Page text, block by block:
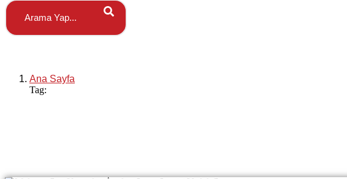
Ana Sayfa
Tag: